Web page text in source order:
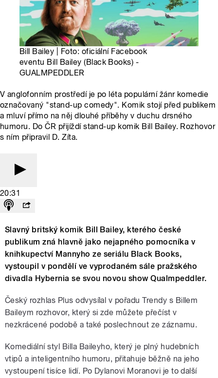
Bill Bailey | Foto: oficiální Facebook
eventu Bill Bailey (Black Books) -
GUALMPEDDLER
V anglofonním prostředí je po léta populární žánr komedie
označovaný "stand-up comedy". Komik stojí před publikem
a mluví přímo na něj dlouhé příběhy v duchu drsného
humoru. Do ČR přijíždí stand-up komik Bill Bailey. Rozhovor
s ním připravil D. Zíta.
20:31
Slavný britský komik Bill Bailey, kterého české
publikum zná hlavně jako nejapného pomocníka v
knihkupectví Mannyho ze seriálu Black Books,
vystoupil v pondělí ve vyprodaném sále pražského
divadla Hybernia se svou novou show Qualmpeddler.
Český rozhlas Plus odvysílal v pořadu Trendy s Billem
Baileym rozhovor, který si zde můžete přečíst v
nezkrácené podobě a také poslechnout ze záznamu.
Komediální styl Billa Baileyho, který je plný hudebních
vtipů a inteligentního humoru, přitahuje běžně na jeho
vystoupení tisíce lidí. Po Dylanovi Moranovi je to další